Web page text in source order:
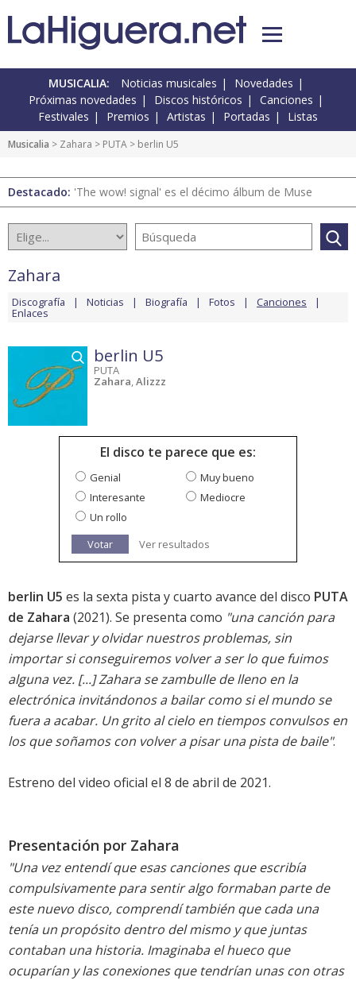
MUSICALIA: Noticias musicales
Novedades
Próximas novedades
Discos históricos
Canciones
Festivales
Premios Artistas Portadas Listas
Musicalia > Zahara > PUTA > berlin U5
Destacado: 'The wow! signal' es el décimo álbum de Muse
Zahara
Discografía Noticias Biografía Fotos Canciones
Enlaces
berlin U5
PUTA
Zahara,Alizzz
El disco te parece que es:
Genial
Muy bueno
Interesante
Mediocre
Un rollo
Votar
Ver resultados
berlin U5 es la sexta pista y cuarto avance del disco PUTA
de Zahara (2021). Se presenta como "una canción para
dejarse llevar y olvidar nuestros problemas, sin
importar si conseguiremos volver a ser lo que fuimos
alguna vez. [...] Zahara se zambulle de lleno en la
electrónica invitándonos a bailar como si el mundo se
fuera a acabar. Un grito al cielo en tiempos convulsos en
los que soñamos con volver a pisar una pista de baile".
Estreno del video oficial el 8 de abril de 2021.
Presentación por Zahara
"Una vez entendí que esas canciones que escribía
compulsivamente para sentir algo formaban parte de
este nuevo disco, comprendí también que cada una
tenía un propósito dentro del mismo y que juntas
contaban una historia. Imaginaba el hueco que
ocuparían y las conexiones que tendrían unas con otras